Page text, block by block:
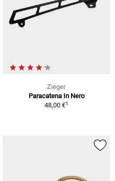
Zieger
Paracatena In Nero
48,00 €1